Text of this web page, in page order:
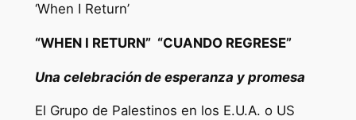
‘When I Return’
“WHEN I RETURN” “CUANDO REGRESE”
Una celebración de esperanza y promesa
El Grupo de Palestinos en los E.U.A. o US